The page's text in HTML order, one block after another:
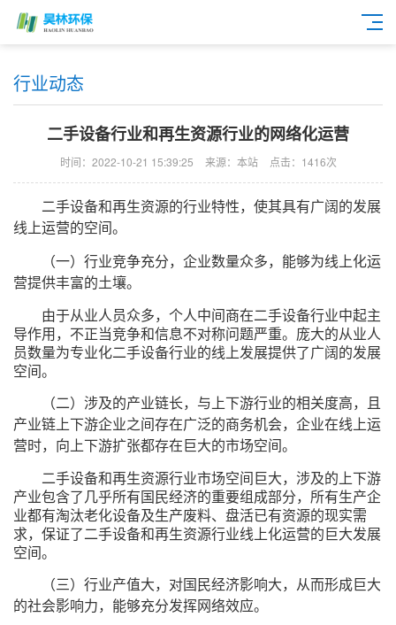
行业动态
二手设备行业和再生资源行业的网络化运营
时间：2022-10-21 15:39:25 来源：本站 点击：1416次
二手设备和再生资源的行业特性，使其具有广阔的发展
线上运营的空间。
（一）行业竞争充分，企业数量众多，能够为线上化运
营提供丰富的土壤。
由于从业人员众多，个人中间商在二手设备行业中起主
导作用，不正当竞争和信息不对称问题严重。庞大的从业人
员数量为专业化二手设备行业的线上发展提供了广阔的发展
空间。
（二）涉及的产业链长，与上下游行业的相关度高，且
产业链上下游企业之间存在广泛的商务机会，企业在线上运
营时，向上下游扩张都存在巨大的市场空间。
二手设备和再生资源行业市场空间巨大，涉及的上下游
产业包含了几乎所有国民经济的重要组成部分，所有生产企
业都有淘汰老化设备及生产废料、盘活已有资源的现实需
求，保证了二手设备和再生资源行业线上化运营的巨大发展
空间。
（三）行业产值大，对国民经济影响大，从而形成巨大
的社会影响力，能够充分发挥网络效应。